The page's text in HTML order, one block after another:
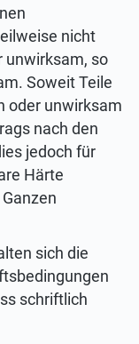
nicht
unwirksam, so
Soweit Teile
oder unwirksam
nach den
jedoch für
Härte
sich die
schriftlich